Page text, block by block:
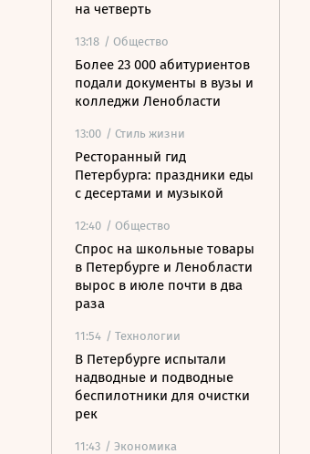
на четверть
13:18 / Общество
Более 23 000 абитуриентов
подали документы в вузы и
колледжи Ленобласти
13:00 / Стиль жизни
Ресторанный гид
Петербурга: праздники еды
с десертами и музыкой
12:40 / Общество
Спрос на школьные товары
в Петербурге и Ленобласти
вырос в июле почти в два
раза
11:54 / Технологии
В Петербурге испытали
надводные и подводные
беспилотники для очистки
рек
11:43 / Экономика